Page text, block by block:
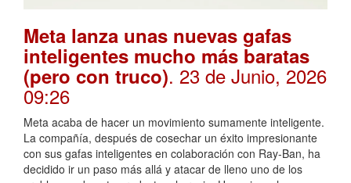
Meta lanza unas nuevas gafas
inteligentes mucho más baratas
(pero con truco). 23 de Junio, 2026
09:26
Meta acaba de hacer un movimiento sumamente inteligente.
La compañía, después de cosechar un éxito impresionante
con sus gafas inteligentes en colaboración con Ray-Ban, ha
decidido ir un paso más allá y atacar de lleno uno de los